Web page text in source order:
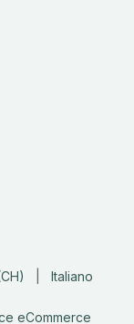
Italiano
eCommerce